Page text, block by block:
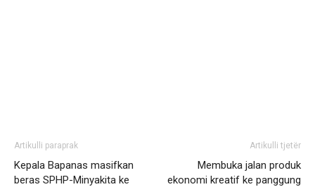
Artikulli paraprak
Kepala Bapanas masifkan
beras SPHP-Minyakita ke
Artikulli tjetër
Membuka jalan produk
ekonomi kreatif ke panggung